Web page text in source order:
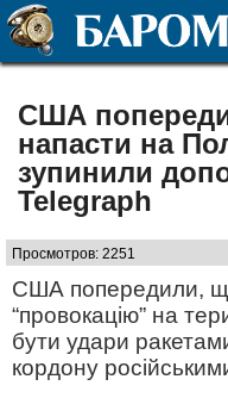
США
напасти на
зупинили
Telegraph
Просмотров: 2251
США попередили,
“провокацію” на
бути удари
кордону